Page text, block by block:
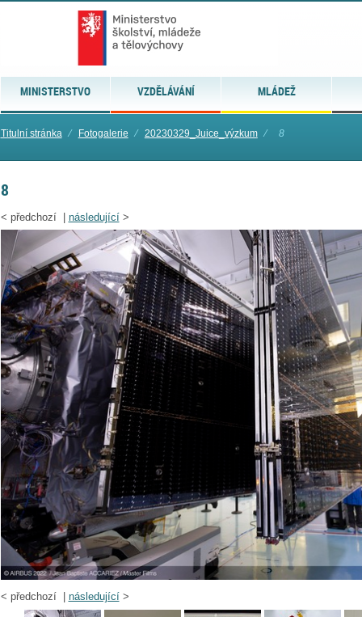
MINISTERSTVO VZDĚLÁVÁNÍ MLÁDEŽ
Titulní stránka ⁄ Fotogalerie ⁄ 20230329_Juice_výzkum ⁄ 8
8
< předchozí | následující>
< předchozí | následující>